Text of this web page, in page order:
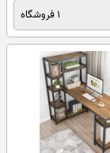
1 فروشگاه